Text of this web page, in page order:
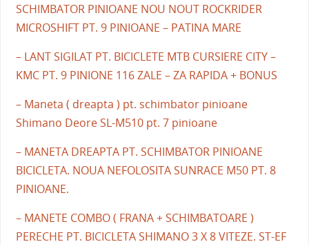
SCHIMBATOR PINIOANE NOU NOUT ROCKRIDER
MICROSHIFT PT. 9 PINIOANE – PATINA MARE
– LANT SIGILAT PT. BICICLETE MTB CURSIERE CITY –
KMC PT. 9 PINIONE 116 ZALE – ZA RAPIDA + BONUS
– Maneta ( dreapta ) pt. schimbator pinioane
Shimano Deore SL-M510 pt. 7 pinioane
– MANETA DREAPTA PT. SCHIMBATOR PINIOANE
BICICLETA. NOUA NEFOLOSITA SUNRACE M50 PT. 8
PINIOANE.
– MANETE COMBO ( FRANA + SCHIMBATOARE )
PERECHE PT. BICICLETA SHIMANO 3 X 8 VITEZE. ST-EF